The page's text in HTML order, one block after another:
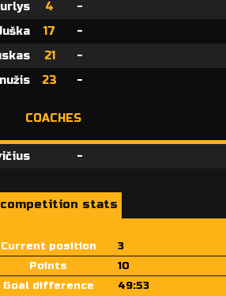
4
-
17
-
21
-
23 -
COACHES
-
stats
Current position
3
Points
10
Goal difference 49:53